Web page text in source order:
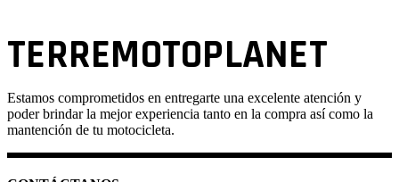
TERREMOTOPLANET
Estamos comprometidos en entregarte una excelente atención y
poder brindar la mejor experiencia tanto en la compra así como la
mantención de tu motocicleta.